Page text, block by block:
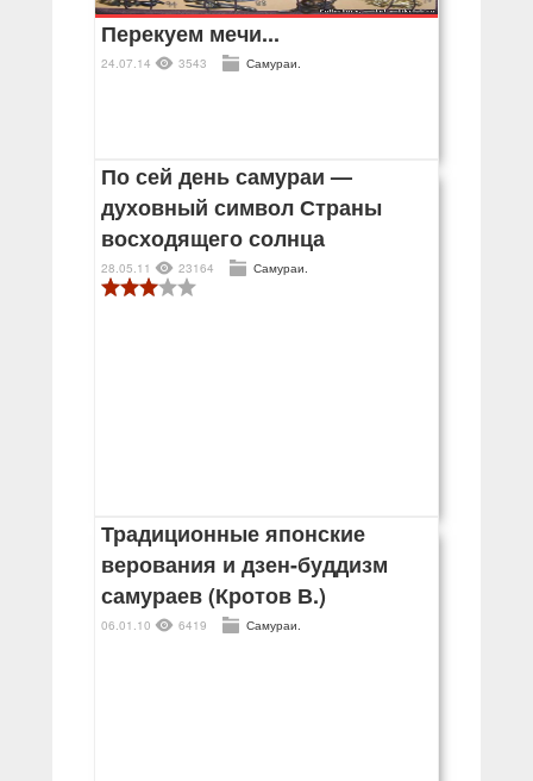
Перекуем мечи...
24.07.14 3543 Самураи.
По сей день самураи —
духовный символ Страны
восходящего солнца
28.05.11 23164 Самураи.
Традиционные японские
верования и дзен-буддизм
самураев (Кротов В.)
06.01.10 6419 Самураи.